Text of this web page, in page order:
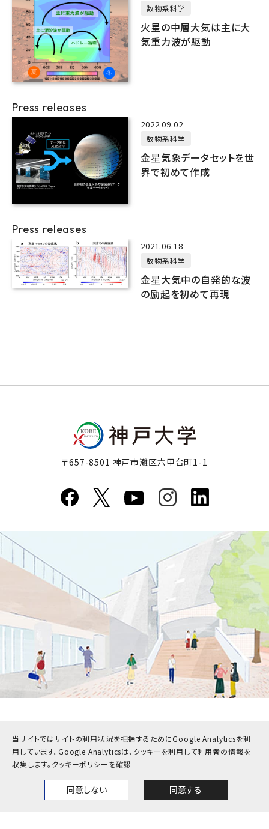
当サイトではサイトの利用状況を把握するためにGoogle Analyticsを利
用しています。Google Analyticsは、クッキーを利用して利用者の情報を
収集します。 クッキーポリシーを確認
同意しない 同意する
News Themes
数物系科学
火星の中層大気は主に大
気重力波が駆動
Press releases
2022.09.02
数物系科学
金星気象データセットを世
界で初めて作成
Press releases
2021.06.18
数物系科学
金星大気中の自発的な波
の励起を初めて再現
〒657-8501 神戸市灘区六甲台町1-1
卒業生
企業・地域の方
教職員
お問い合わせ
アクセス